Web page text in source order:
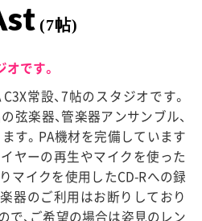
(7帖)
です。
常設、7帖のスタジオです。
弦楽器、管楽器アンサンブル、
す。PA機材を完備しています
ヤーの再生やマイクを使った
マイクを使用したCD-Rへの録
器のご利用はお断りしており
で、ご希望の場合は姿見のレン